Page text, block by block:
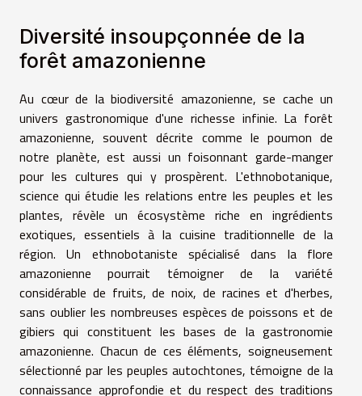
Diversité insoupçonnée de la
forêt amazonienne
Au cœur de la biodiversité amazonienne, se cache un
univers gastronomique d'une richesse infinie. La forêt
amazonienne, souvent décrite comme le poumon de
notre planète, est aussi un foisonnant garde-manger
pour les cultures qui y prospèrent. L'ethnobotanique,
science qui étudie les relations entre les peuples et les
plantes, révèle un écosystème riche en ingrédients
exotiques, essentiels à la cuisine traditionnelle de la
région. Un ethnobotaniste spécialisé dans la flore
amazonienne pourrait témoigner de la variété
considérable de fruits, de noix, de racines et d'herbes,
sans oublier les nombreuses espèces de poissons et de
gibiers qui constituent les bases de la gastronomie
amazonienne. Chacun de ces éléments, soigneusement
sélectionné par les peuples autochtones, témoigne de la
connaissance approfondie et du respect des traditions